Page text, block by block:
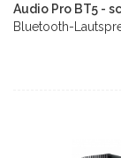
Audio Pro BT5 -
Bluetooth-